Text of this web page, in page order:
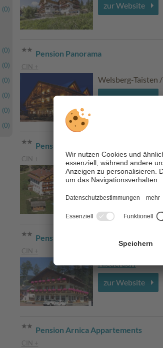
(0)
(0)
(0)
(0)
(0)
(0)
(0)
zur Website
Pension Panorama
CIN +
Welsberg-Taisten /
zur Website
Pension Raffalthof
CIN +
Terenten
Pension Klara
CIN +
Niederdorf
zur Website
Pension Arnica Appartements
CIN +